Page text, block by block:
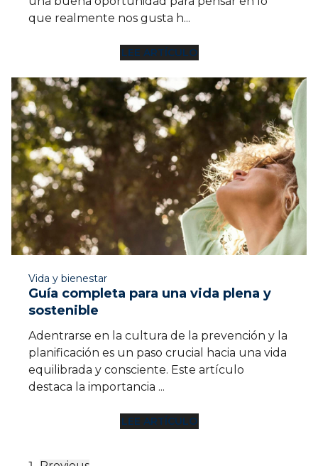
que realmente nos gusta h...
LEE ARTÍCULO
12 MIN
Vida y bienestar
Guía completa para una vida plena y
sostenible
Adentrarse en la cultura de la prevención y la
planificación es un paso crucial hacia una vida
equilibrada y consciente. Este artículo
destaca la importancia ...
LEE ARTÍCULO